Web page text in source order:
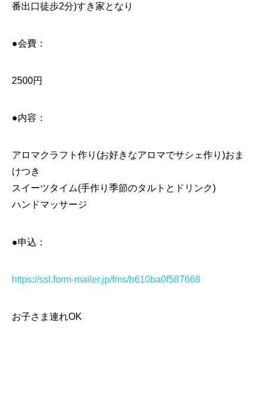
番出口徒歩2分)すき家となり
●会費：
2500円
●内容：
アロマクラフト作り(お好きなアロマでサシェ作り)おま
けつき
スイーツタイム(手作り季節のタルトとドリンク)
ハンドマッサージ
●申込：
https://ssl.form-mailer.jp/fms/b610ba0f587668
お子さま連れOK